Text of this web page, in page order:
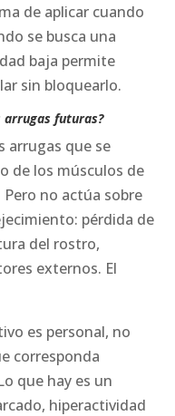
de aplicar cuando
se busca una
baja permite
sin bloquearlo.
arrugas futuras?
arrugas que se
de los músculos de
no actúa sobre
pérdida de
del rostro,
externos. El
es personal, no
corresponda
que hay es un
hiperactividad